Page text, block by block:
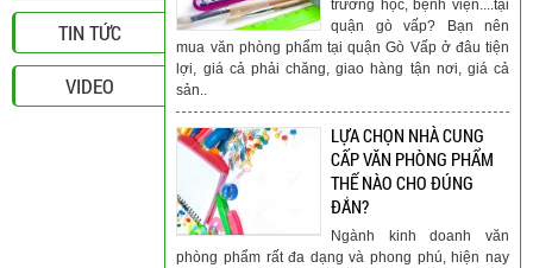
TIN TỨC
VIDEO
trường học, bệnh viện....tại
quận gò vấp? Bạn nên
mua văn phòng phẩm tại quận Gò Vấp ở đâu tiện
lợi, giá cả phải chăng, giao hàng tận nơi, giá cả
sản..
LỰA CHỌN NHÀ CUNG
CẤP VĂN PHÒNG PHẨM
THẾ NÀO CHO ĐÚNG
ĐẮN?
Ngành kinh doanh văn
phòng phẩm rất đa dạng và phong phú, hiện nay